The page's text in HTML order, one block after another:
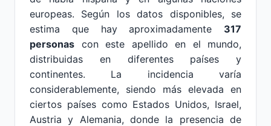
europeas. Según los datos disponibles, se
estima que hay aproximadamente 317
personas con este apellido en el mundo,
distribuidas en diferentes países y
continentes. La incidencia varía
considerablemente, siendo más elevada en
ciertos países como Estados Unidos, Israel,
Austria y Alemania, donde la presencia de